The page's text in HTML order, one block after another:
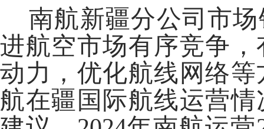
南航新疆分公司市场
进航空市场有序竞争
动力，优化航线网络
航在疆国际航线运营